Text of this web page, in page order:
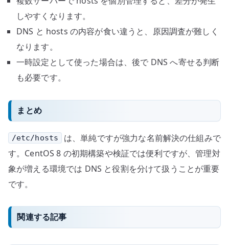
しやすくなります。
DNS と hosts の内容が食い違うと、原因調査が難しく
なります。
一時設定として使った場合は、後で DNS へ寄せる判断
も必要です。
まとめ
/etc/hosts
は、単純ですが強力な名前解決の仕組みで
す。CentOS 8 の初期構築や検証では便利ですが、管理対
象が増える環境では DNS と役割を分けて扱うことが重要
です。
関連する記事